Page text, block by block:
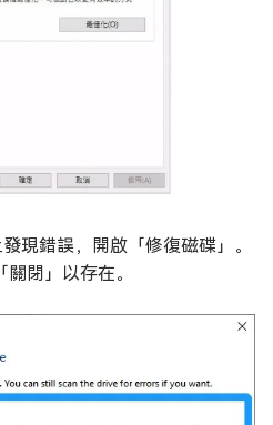
現錯誤，開啟「修復磁碟」。
閉」以存在。